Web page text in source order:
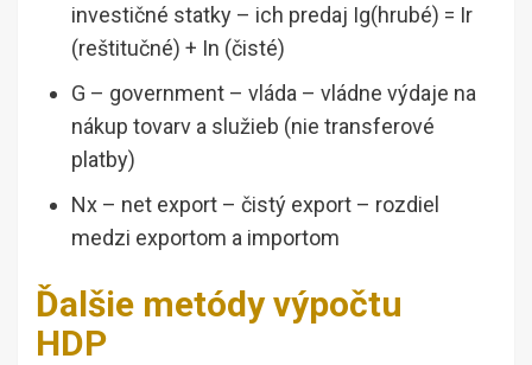
investičné statky – ich predaj Ig(hrubé) = Ir
(reštitučné) + In (čisté)
G – government – vláda – vládne výdaje na
nákup tovarv a služieb (nie transferové
platby)
Nx – net export – čistý export – rozdiel
medzi exportom a importom
Ďalšie metódy výpočtu
HDP